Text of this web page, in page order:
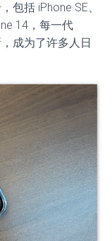
包括 iPhone SE、
14，每一代
成为了许多人日